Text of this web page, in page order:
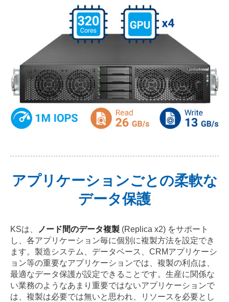
アプリケーションごとの柔軟な
データ保護
KSは、 ノード間のデータ複製 (Replica x2) をサポート
し、各アプリケーション毎に個別に複製方法を設定でき
ます。製造システム、データベース、CRMアプリケーシ
ョン等の重要なアプリケーションでは、複製の利点は、
最適なデータ保護が設定できることです。生産に関係な
い業務のようなあまり重要ではないアプリケーションで
は、複製は必要では無いと思われ、リソースを必要とし